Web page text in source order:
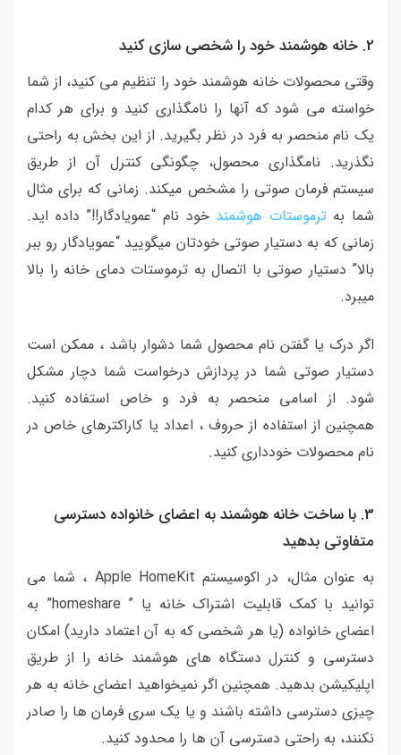
2. خانه هوشمند خود را شخصی سازی کنید
وقتی محصولات خانه هوشمند خود را تنظیم می کنید، از شما
خواسته می شود که آنها را نامگذاری کنید و برای هر کدام
یک نام منحصر به فرد در نظر بگیرید. از این بخش به راحتی
نگذرید. نامگذاری محصول، چگونگی کنترل آن از طریق
سیستم فرمان صوتی را مشخص میکند. زمانی که برای مثال
شما بهترموستات هوشمند خود نام “عمویادگار!!” داده اید.
زمانی که به دستیار صوتی خودتان میگویید “عمویادگار رو ببر
بالا” دستیار صوتی با اتصال به ترموستات دمای خانه را بالا
میبرد.
اگر درک یا گفتن نام محصول شما دشوار باشد ، ممکن است
دستیار صوتی شما در پردازش درخواست شما دچار مشکل
شود. از اسامی منحصر به فرد و خاص استفاده کنید.
همچنین از استفاده از حروف ، اعداد یا کاراکترهای خاص در
نام محصولات خودداری کنید.
3. با ساخت خانه هوشمند به اعضای خانواده دسترسی
متفاوتی بدهید
به عنوان مثال، در اکوسیستم Apple HomeKit ، شما می
توانید با کمک قابلیت اشتراک خانه یا ” homeshare” به
اعضای خانواده (یا هر شخصی که به آن اعتماد دارید) امکان
دسترسی و کنترل دستگاه های هوشمند خانه را از طریق
اپلیکیشن بدهید. همچنین اگر نمیخواهید اعضای خانه به هر
چیزی دسترسی داشته باشند و یا یک سری فرمان ها را صادر
نکنند، به راحتی دسترسی آن ها را محدود کنید.